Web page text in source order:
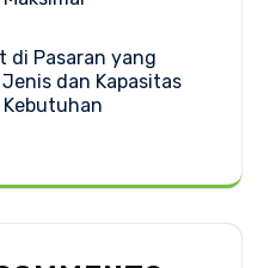
di Pasaran yang
dan Kapasitas
Kebutuhan